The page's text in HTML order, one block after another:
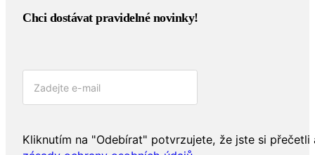
zásady ochrany osobních údajů.